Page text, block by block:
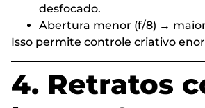
desfocado.
Abertura menor (f/8) →
Isso permite controle criativo
4. Retratos